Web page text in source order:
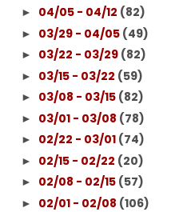
► 04/05 - 04/12 (82)
► 03/29 - 04/05 (49)
► 03/22 - 03/29 (82)
► 03/15 - 03/22 (59)
► 03/08 - 03/15 (82)
► 03/01 - 03/08 (78)
► 02/22 - 03/01 (74)
► 02/15 - 02/22 (20)
► 02/08 - 02/15 (57)
► 02/01 - 02/08 (106)